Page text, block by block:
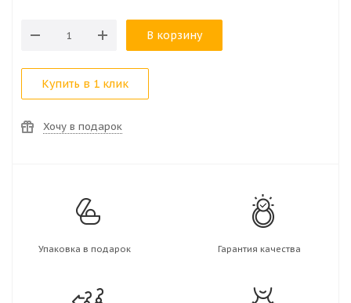
В корзину
Купить в 1 клик
Хочу в подарок
Упаковка в подарок Гарантия качества